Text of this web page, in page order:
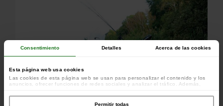
Consentimiento Detalles Acerca de las cookies
Esta página web usa cookies
Las cookies de esta página web se usan para personalizar el contenido y los
anuncios, ofrecer funciones de redes sociales y analizar el tráfico. Además,
colaboradores de redes sociales, publicidad y análisis web, quienes pueden
combinarla con otra información que les haya proporcionado o que hayan
Permitir todas